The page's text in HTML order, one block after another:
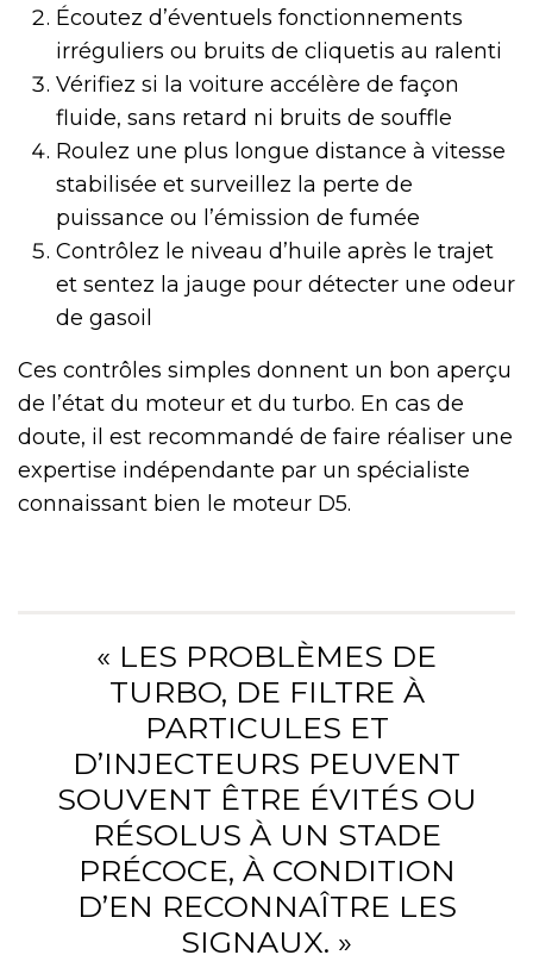
Écoutez d’éventuels fonctionnements
irréguliers ou bruits de cliquetis au ralenti
Vérifiez si la voiture accélère de façon
fluide, sans retard ni bruits de souffle
Roulez une plus longue distance à vitesse
stabilisée et surveillez la perte de
puissance ou l’émission de fumée
Contrôlez le niveau d’huile après le trajet
et sentez la jauge pour détecter une odeur
de gasoil
Ces contrôles simples donnent un bon aperçu
de l’état du moteur et du turbo. En cas de
doute, il est recommandé de faire réaliser une
expertise indépendante par un spécialiste
connaissant bien le moteur D5.
« LES PROBLÈMES DE
TURBO, DE FILTRE À
PARTICULES ET
D’INJECTEURS PEUVENT
SOUVENT ÊTRE ÉVITÉS OU
RÉSOLUS À UN STADE
PRÉCOCE, À CONDITION
D’EN RECONNAÎTRE LES
SIGNAUX. »